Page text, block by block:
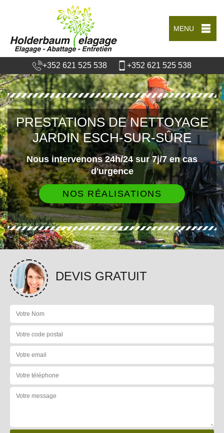
MENU
+352 621 525 538 +352 621 525 538
PRESTATIONS DE NETTOYAGE
JARDIN ESCH-SUR-SÛRE
Nous intervenons 24h/24 sur 7j/7 en cas
d'urgence
NOS RÉALISATIONS
DEVIS GRATUIT